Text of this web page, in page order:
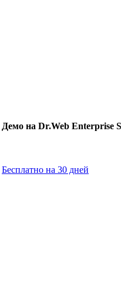
Демо на Dr.Web Enterprise
Бесплатно на 30 дней